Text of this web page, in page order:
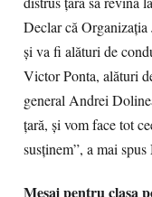
Declar că Organizaţia
şi va fi alături de
Victor Ponta, alături
general Andrei
ţară, şi vom face tot
susţinem”, a mai
Mesaj pentru clasa